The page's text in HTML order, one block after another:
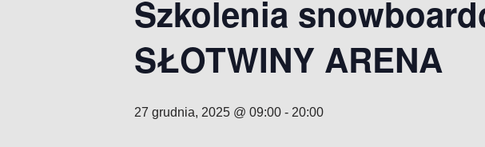
Szkolenia
SŁOTWINY ARENA
27 grudnia, 2025 @ 09:00 - 20:00